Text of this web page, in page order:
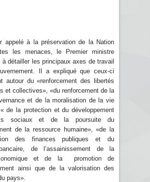
appelé à la préservation de la Nation
les menaces, le Premier ministre
à détailler les principaux axes de travail
Il a expliqué que ceux-ci
autour du «renforcement des libertés
et collectives», «du renforcement de la
et de la moralisation de la vie
de la protection et du développement
sociaux et de la poursuite du
de la ressource humaine», «de la
des finances publiques et du
de l’assainissement de la
et de la promotion de
ainsi que de la valorisation des
pays».